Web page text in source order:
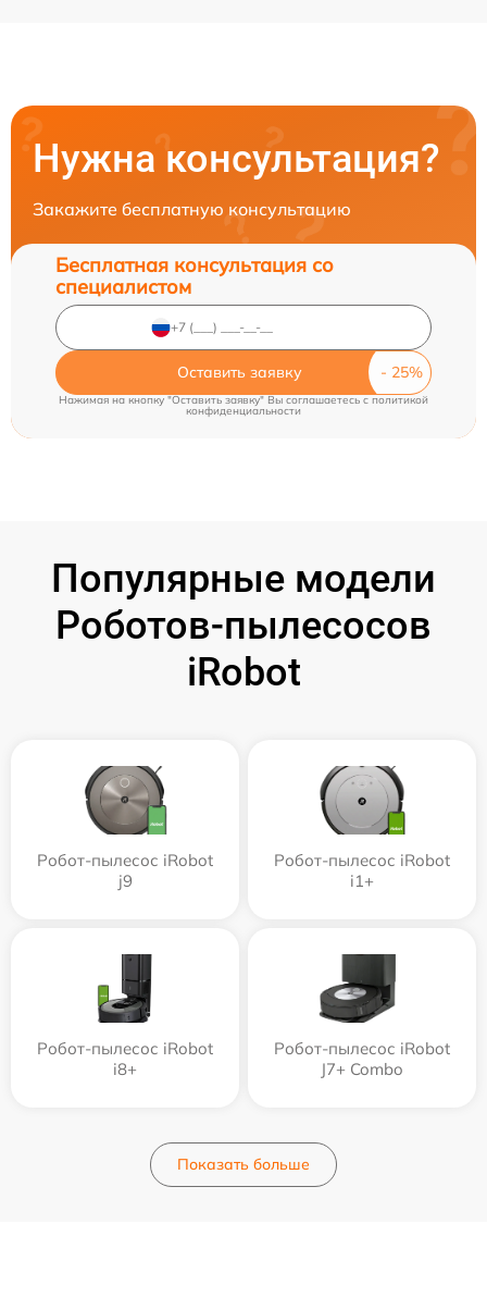
Нужна консультация?
Закажите бесплатную консультацию
Бесплатная консультация со
специалистом
Оставить заявку
Нажимая на кнопку "Оставить заявку" Вы соглашаетесь cполитикой
конфиденциальности
Популярные модели
Роботов-пылесосов
iRobot
Робот-пылесос iRobot
j9
Робот-пылесос iRobot
i1+
Робот-пылесос iRobot
i8+
Робот-пылесос iRobot
J7+ Combo
Показать больше